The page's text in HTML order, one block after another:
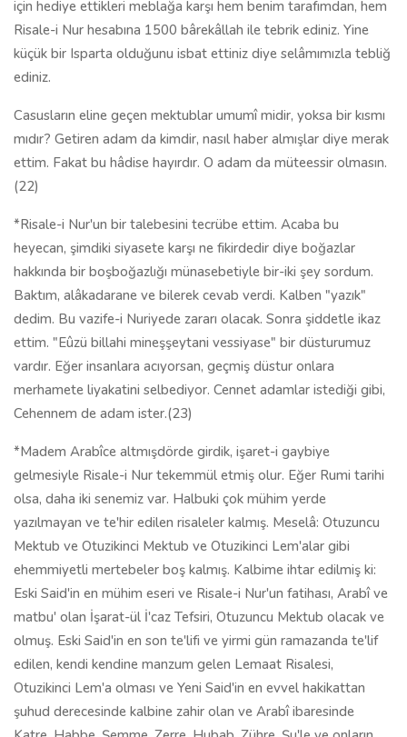
için hediye ettikleri meblağa karşı hem benim tarafımdan, hem
Risale-i Nur hesabına 1500 bârekâllah ile tebrik ediniz. Yine
küçük bir Isparta olduğunu isbat ettiniz diye selâmımızla tebliğ
ediniz.
Casusların eline geçen mektublar umumî midir, yoksa bir kısmı
mıdır? Getiren adam da kimdir, nasıl haber almışlar diye merak
ettim. Fakat bu hâdise hayırdır. O adam da müteessir olmasın.
(22)
*Risale-i Nur'un bir talebesini tecrübe ettim. Acaba bu
heyecan, şimdiki siyasete karşı ne fikirdedir diye boğazlar
hakkında bir boşboğazlığı münasebetiyle bir-iki şey sordum.
Baktım, alâkadarane ve bilerek cevab verdi. Kalben "yazık"
dedim. Bu vazife-i Nuriyede zararı olacak. Sonra şiddetle ikaz
ettim. "Eûzü billahi mineşşeytani vessiyase" bir düsturumuz
vardır. Eğer insanlara acıyorsan, geçmiş düstur onlara
merhamete liyakatini selbediyor. Cennet adamlar istediği gibi,
Cehennem de adam ister.(23)
*Madem Arabîce altmışdörde girdik, işaret-i gaybiye
gelmesiyle Risale-i Nur tekemmül etmiş olur. Eğer Rumi tarihi
olsa, daha iki senemiz var. Halbuki çok mühim yerde
yazılmayan ve te'hir edilen risaleler kalmış. Meselâ: Otuzuncu
Mektub ve Otuzikinci Mektub ve Otuzikinci Lem'alar gibi
ehemmiyetli mertebeler boş kalmış. Kalbime ihtar edilmiş ki:
Eski Said'in en mühim eseri ve Risale-i Nur'un fatihası, Arabî ve
matbu' olan İşarat-ül İ'caz Tefsiri, Otuzuncu Mektub olacak ve
olmuş. Eski Said'in en son te'lifi ve yirmi gün ramazanda te'lif
edilen, kendi kendine manzum gelen Lemaat Risalesi,
Otuzikinci Lem'a olması ve Yeni Said'in en evvel hakikattan
şuhud derecesinde kalbine zahir olan ve Arabî ibaresinde